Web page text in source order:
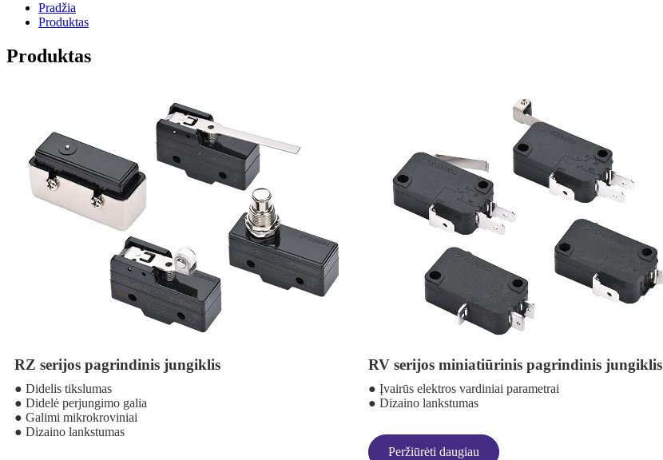
Pradžia
Produktas
Produktas
RZ serijos pagrindinis jungiklis
● Didelis tikslumas
● Didelė perjungimo galia
● Galimi mikrokroviniai
● Dizaino lankstumas
RV serijos miniatiūrinis pagrindinis jungiklis
● Įvairūs elektros vardiniai parametrai
● Dizaino lankstumas
Peržiūrėti daugiau